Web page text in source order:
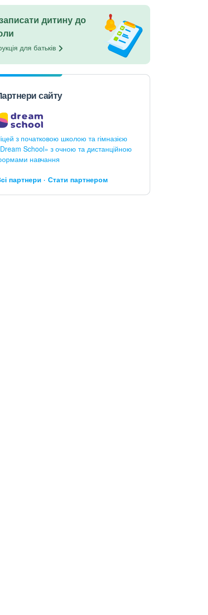
дитину до
для батьків
сайту
з початковою школою та гімназією
School» з очною та дистанційною
навчання
партнери Стати партнером